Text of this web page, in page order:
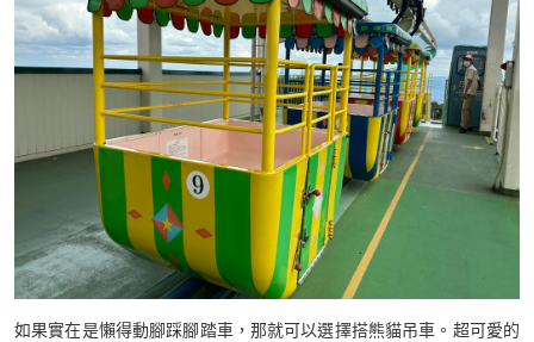
如果實在是懶得動腳踩腳踏車，那就可以選擇搭熊貓吊車。超可愛的